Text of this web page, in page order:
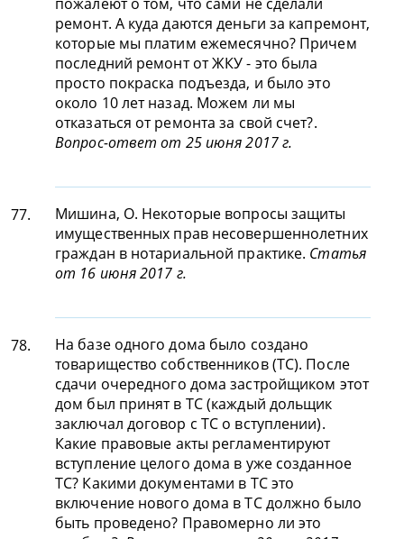
ремонт. А куда даются деньги за капремонт,
которые мы платим ежемесячно? Причем
последний ремонт от ЖКУ - это была
просто покраска подъезда, и было это
около 10 лет назад. Можем ли мы
отказаться от ремонта за свой счет?.
Вопрос-ответ от 25 июня 2017 г.
77.
Мишина, О. Некоторые вопросы защиты
имущественных прав несовершеннолетних
граждан в нотариальной практике. Статья
от 16 июня 2017 г.
78.
На базе одного дома было создано
товарищество собственников (ТС). После
сдачи очередного дома застройщиком этот
дом был принят в ТС (каждый дольщик
заключал договор с ТС о вступлении).
Какие правовые акты регламентируют
вступление целого дома в уже созданное
ТС? Какими документами в ТС это
включение нового дома в ТС должно было
быть проведено? Правомерно ли это